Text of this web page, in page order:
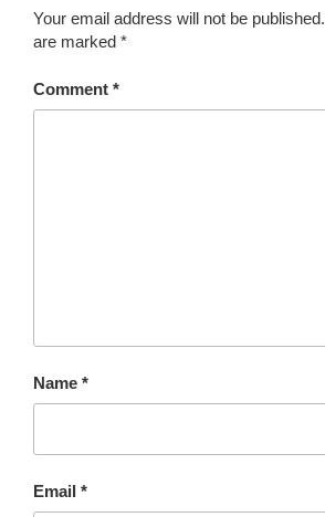
Your email address will not be published.
are marked *
Comment *
Name *
Email *